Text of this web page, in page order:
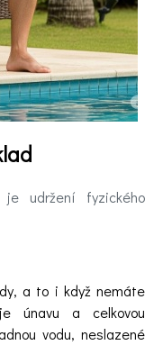
udržení fyzického
a to i když nemáte
únavu a celkovou
vodu, neslazené